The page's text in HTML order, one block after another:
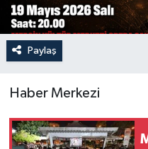
Paylaş
Haber Merkezi
Sağlık
Spor
Sürmanşet
Teknoloji